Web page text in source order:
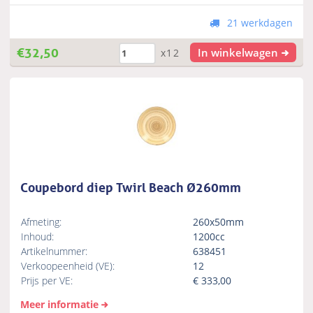
21 werkdagen
€32,50 x12 In winkelwagen
Coupebord diep Twirl Beach Ø260mm
Afmeting:
260x50mm
Inhoud:
1200cc
Artikelnummer:
638451
Verkoopeenheid (VE):
12
Prijs per VE:
€333,00
Meer informatie